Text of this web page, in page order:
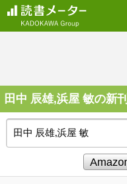
田中 辰雄,浜屋 敏の新刊